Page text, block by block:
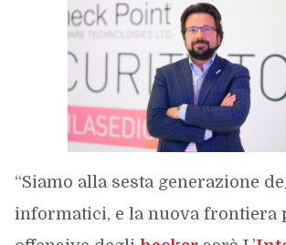
“Siamo alla sesta generazione
informatici, e la nuova frontiera